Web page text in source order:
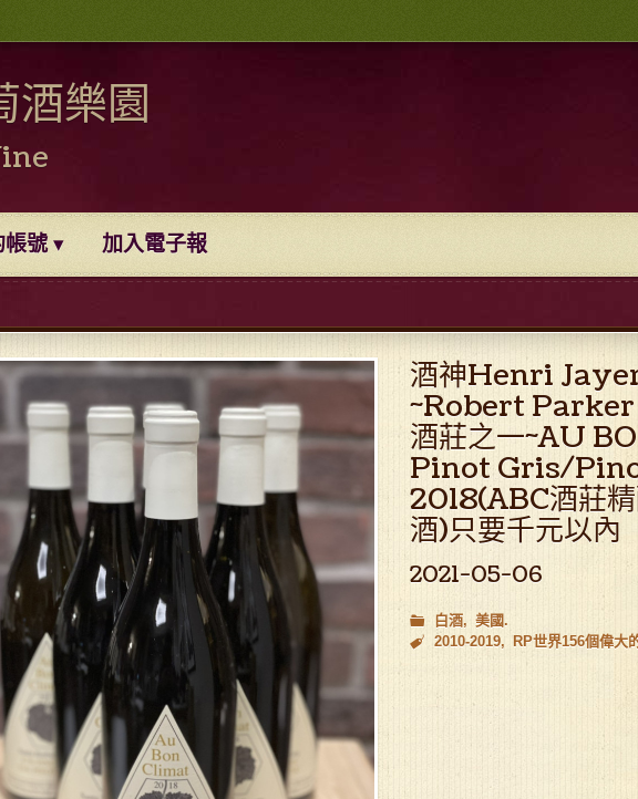
酒樂園
帳號 加入電子報
酒神Henri
~Robert Parker
酒莊之一~AU
Pinot Gris/
2018(ABC酒莊
酒)只要千元以內
2021-05-06
白酒
美國
2010-2019
RP世界156個偉大